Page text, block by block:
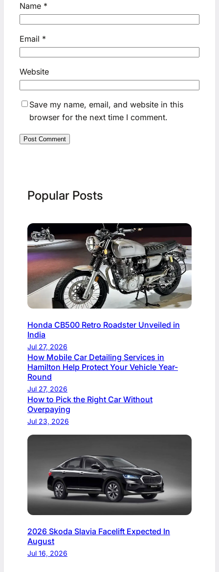
Name *
Email *
Website
Save my name, email, and website in this
browser for the next time I comment.
Popular Posts
Honda CB500 Retro Roadster Unveiled in
India
Jul 27, 2026
How Mobile Car Detailing Services in
Hamilton Help Protect Your Vehicle Year-
Round
Jul 27, 2026
How to Pick the Right Car Without
Overpaying
Jul 23, 2026
2026 Skoda Slavia Facelift Expected In
August
Jul 16, 2026